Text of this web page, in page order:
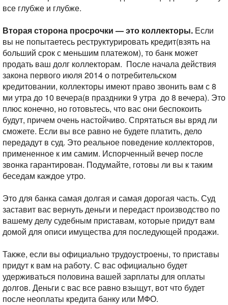
все глубже и глубже.
Вторая сторона просрочки — это коллекторы. Если
вы не попытаетесь реструктурировать кредит(взять на
больший срок с меньшим платежом), то банк может
продать ваш долг коллекторам. После начала действия
закона первого июля 2014 о потребительском
кредитовании, коллекторы имеют право звонить вам с 8
ми утра до 10 вечера(в праздники 9 утра до 8 вечера). Это
плюс конечно, но готовьтесь, что вас они беспокоить
будут, причем очень настойчиво. Спрятаться вы вряд ли
сможете. Если вы все равно не будете платить, дело
передадут в суд. Это реальное поведение коллекторов,
примененное к им самим. Испорченный вечер после
звонка гарантирован. Подумайте, готовы ли вы к таким
беседам каждое утро.
Это для банка самая долгая и самая дорогая часть. Суд
заставит вас вернуть деньги и передаст производство по
вашему делу судебным приставам, которые придут вам
домой для описи имущества для последующей продажи.
Также, если вы официально трудоустроены, то приставы
придут к вам на работу. С вас официально будет
удерживаться половина вашей зарплаты для оплаты
долгов. Деньги с вас все равно взыщут, вот что будет
после неоплаты кредита банку или МФО.